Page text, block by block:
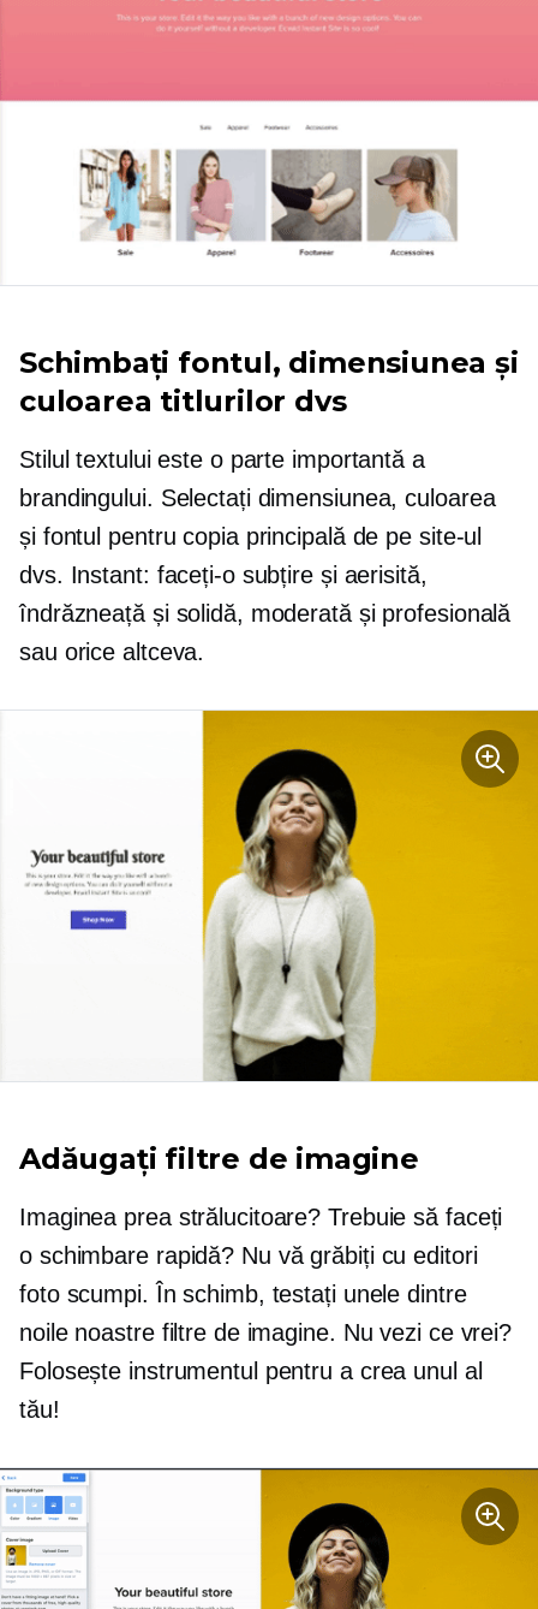
Schimbați fontul, dimensiunea și
culoarea titlurilor dvs
Stilul textului este o parte importantă a
brandingului. Selectați dimensiunea, culoarea
și fontul pentru copia principală de pe site-ul
dvs. Instant: faceți-o subțire și aerisită,
îndrăzneață și solidă, moderată și profesională
sau orice altceva.
Adăugați filtre de imagine
Imaginea prea strălucitoare? Trebuie să faceți
o schimbare rapidă? Nu vă grăbiți cu editori
foto scumpi. În schimb, testați unele dintre
noile noastre filtre de imagine. Nu vezi ce vrei?
Folosește instrumentul pentru a crea unul al
tău!